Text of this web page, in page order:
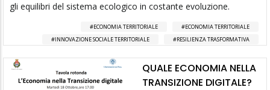
gli equilibri del sistema ecologico in costante evoluzione.
ECONOMIA TERRITORIALE
ECONOMIA TERRITORIALE
INNOVAZIONE SOCIALE TERRITORIALE
RESILIENZA TRASFORMATIVA
QUALE ECONOMIA NELLA
TRANSIZIONE DIGITALE?